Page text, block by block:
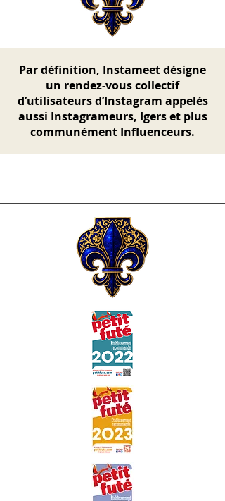
Par définition, Instameet désigne
un rendez-vous collectif
d’utilisateurs d’Instagram appelés
aussi Instagrameurs, Igers et plus
communément Influenceurs.